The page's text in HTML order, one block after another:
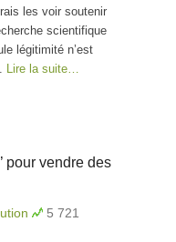
les voir soutenir
scientifique
légitimité n’est
Lire la suite…
pour vendre des
5 721